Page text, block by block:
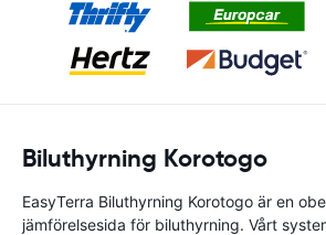
Biluthyrning Korotogo
EasyTerra Biluthyrning Korotogo är en
jämförelsesida för biluthyrning. Vårt